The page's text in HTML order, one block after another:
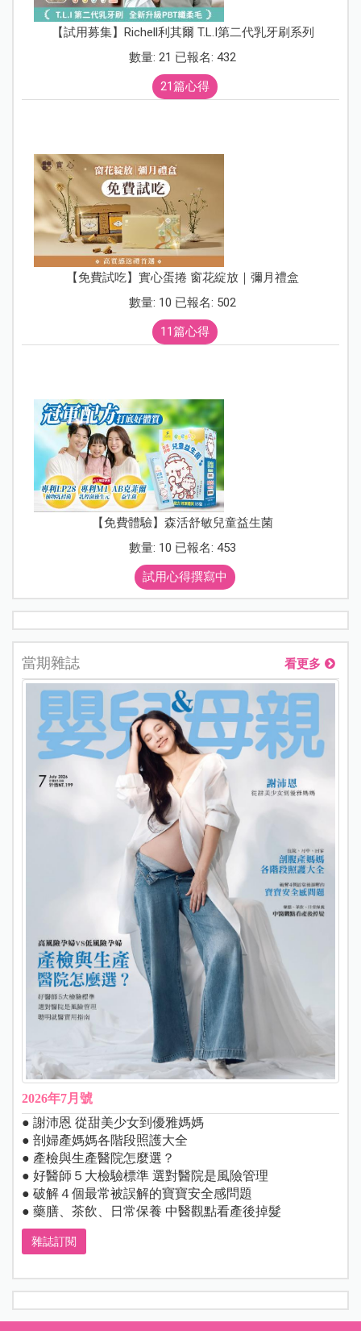
【試用募集】Richell利其爾 T.L.I第二代乳牙刷系列
數量: 21 已報名: 432
21篇心得
【免費試吃】實心蛋捲 窗花綻放｜彌月禮盒
數量: 10 已報名: 502
11篇心得
【免費體驗】森活舒敏兒童益生菌
數量: 10 已報名: 453
試用心得撰寫中
當期雜誌 看更多
2026年7月號
● 謝沛恩 從甜美少女到優雅媽媽
● 剖婦產媽媽各階段照護大全
● 產檢與生產醫院怎麼選？
● 好醫師５大檢驗標準 選對醫院是風險管理
● 破解４個最常被誤解的寶寶安全感問題
● 藥膳、茶飲、日常保養 中醫觀點看產後掉髮
雜誌訂閱